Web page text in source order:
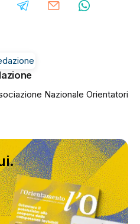
Nazionale Orientatori